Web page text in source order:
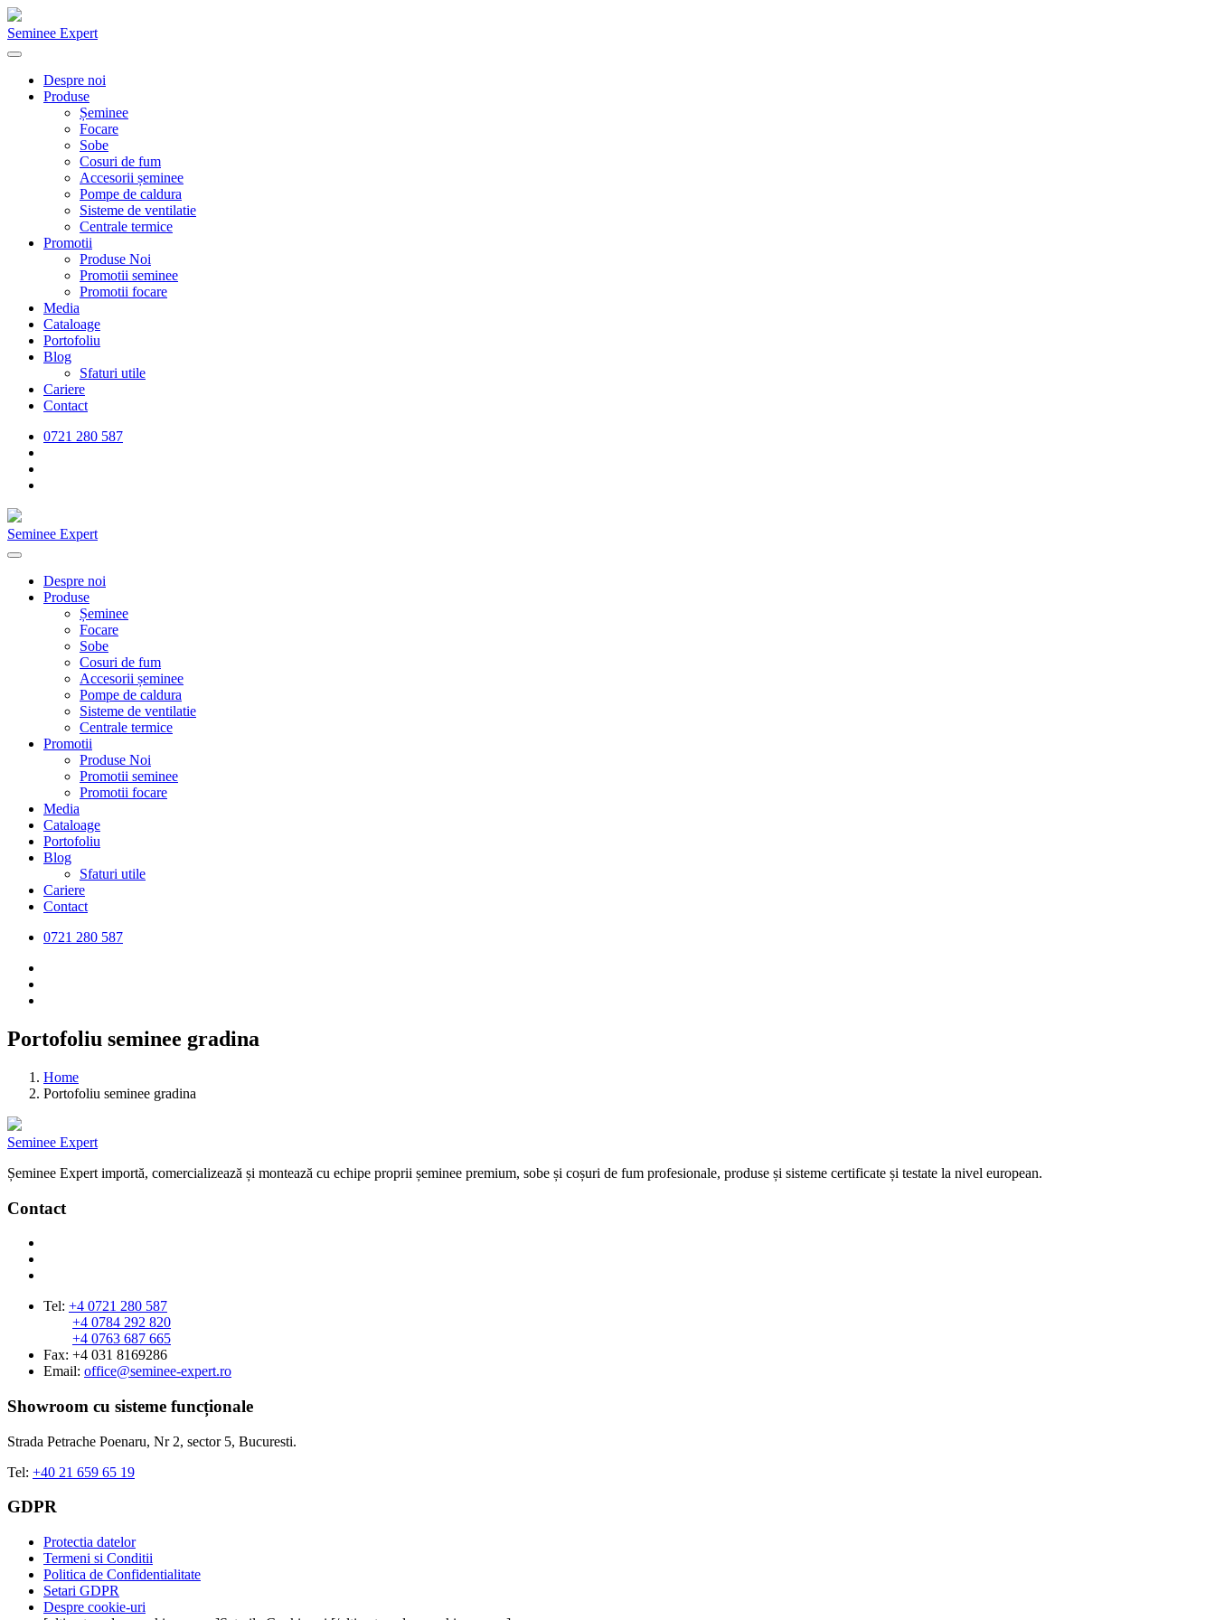
Seminee Expert
Despre noi
Produse
Șeminee
Focare
Sobe
Cosuri de fum
Accesorii șeminee
Pompe de caldura
Sisteme de ventilatie
Centrale termice
Promotii
Produse Noi
Promotii seminee
Promotii focare
Media
Cataloage
Portofoliu
Blog
Sfaturi utile
Cariere
Contact
0721 280 587
Seminee Expert
Despre noi
Produse
Șeminee
Focare
Sobe
Cosuri de fum
Accesorii șeminee
Pompe de caldura
Sisteme de ventilatie
Centrale termice
Promotii
Produse Noi
Promotii seminee
Promotii focare
Media
Cataloage
Portofoliu
Blog
Sfaturi utile
Cariere
Contact
0721 280 587
Portofoliu seminee gradina
Home
Portofoliu seminee gradina
Seminee Expert
Șeminee Expert importă, comercializează și montează cu echipe proprii șeminee premium, sobe și coșuri de fum profesionale, produse și sisteme certificate și testate la nivel european.
Contact
Tel: +4 0721 280 587
+4 0784 292 820
+4 0763 687 665
Fax: +4 031 8169286
Email: office@seminee-expert.ro
Showroom cu sisteme funcționale
Strada Petrache Poenaru, Nr 2, sector 5, Bucuresti.
Tel: +40 21 659 65 19
GDPR
Protectia datelor
Termeni si Conditii
Politica de Confidentialitate
Setari GDPR
Despre cookie-uri